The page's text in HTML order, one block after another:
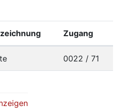
Zugang
0022 / 71